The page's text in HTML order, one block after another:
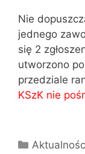
Nie
jednego
się 2
utworzono
przedziale
KSzK nie
Kategorie